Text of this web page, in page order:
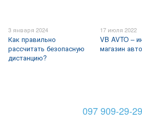
3 января 2024
Как правильно
рассчитать безопасную
дистанцию?
17 июля 2022
VB AVTO –
магазин
097 909-29-29